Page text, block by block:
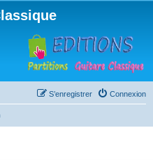
Connexion
S’enregistrer